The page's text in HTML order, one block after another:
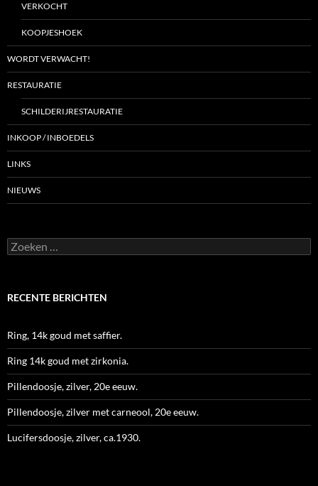
VERKOCHT
KOOPJESHOEK
WORDT VERWACHT!
RESTAURATIE
SCHILDERIJRESTAURATIE
INKOOP / INBOEDELS
LINKS
NIEUWS
Zoeken
naar:
RECENTE BERICHTEN
Ring, 14k goud met saffier.
Ring 14k goud met zirkonia.
Pillendoosje, zilver, 20e eeuw.
Pillendoosje, zilver met carneool, 20e eeuw.
Lucifersdoosje, zilver, ca.1930.